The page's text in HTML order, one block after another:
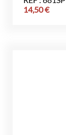
14,50€